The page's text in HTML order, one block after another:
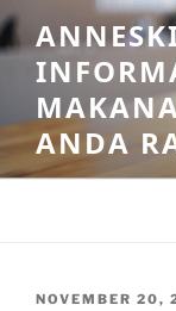
Skip
to
content
ANDA
POSTED
NOVEMBER 20,